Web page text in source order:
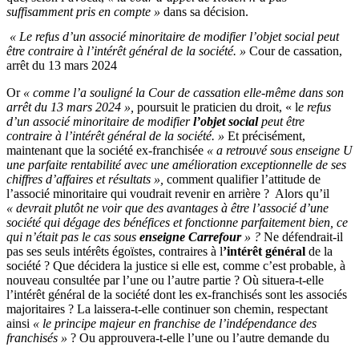
suffisamment pris en compte » dans sa décision.
« Le refus d’un associé minoritaire de modifier l’objet social peut
être contraire à l’intérêt général de la société. » Cour de cassation,
arrêt du 13 mars 2024
Or « comme l’a souligné la Cour de cassation elle-même dans son
arrêt du 13 mars 2024 », poursuit le praticien du droit, « le refus
d’un associé minoritaire de modifierl’objet socialpeut être
contraire à l’intérêt général de la société. » Et précisément,
maintenant que la société ex-franchisée « a retrouvé sous enseigne U
une parfaite rentabilité avec une amélioration exceptionnelle de ses
chiffres d’affaires et résultats », comment qualifier l’attitude de
l’associé minoritaire qui voudrait revenir en arrière ? Alors qu’il
« devrait plutôt ne voir que des avantages à être l’associé d’une
société qui dégage des bénéfices et fonctionne parfaitement bien, ce
qui n’était pas le cas sous enseigne Carrefour » ? Ne défendrait-il
pas ses seuls intérêts égoïstes, contraires à l’intérêt général de la
société ? Que décidera la justice si elle est, comme c’est probable, à
nouveau consultée par l’une ou l’autre partie ? Où situera-t-elle
l’intérêt général de la société dont les ex-franchisés sont les associés
majoritaires ? La laissera-t-elle continuer son chemin, respectant
ainsi « le principe majeur en franchise de l’indépendance des
franchisés » ? Ou approuvera-t-elle l’une ou l’autre demande du